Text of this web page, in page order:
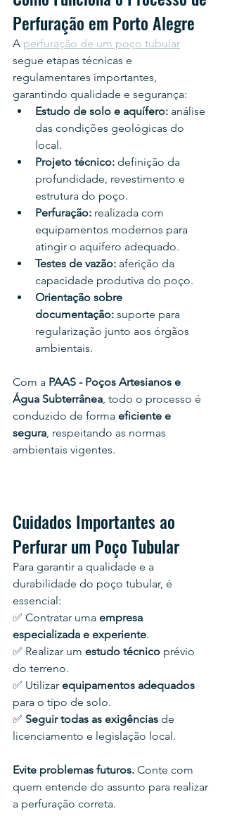
Perfuração em Porto Alegre
A perfuração de um poço tubular
segue etapas técnicas e
regulamentares importantes,
garantindo qualidade e segurança:
Estudo de solo e aquífero: análise
das condições geológicas do
local.
Projeto técnico: definição da
profundidade, revestimento e
estrutura do poço.
Perfuração: realizada com
equipamentos modernos para
atingir o aquífero adequado.
Testes de vazão: aferição da
capacidade produtiva do poço.
Orientação sobre
documentação: suporte para
regularização junto aos órgãos
ambientais.
Com a PAAS - Poços Artesianos e
Água Subterrânea, todo o processo é
conduzido de forma eficiente e
segura, respeitando as normas
ambientais vigentes.
Cuidados Importantes ao
Perfurar um Poço Tubular
Para garantir a qualidade e a
durabilidade do poço tubular, é
essencial:
✅ Contratar uma empresa
especializada e experiente.
✅ Realizar um estudo técnico prévio
do terreno.
✅ Utilizar equipamentos adequados
para o tipo de solo.
✅ Seguir todas as exigências de
licenciamento e legislação local.
Evite problemas futuros. Conte com
quem entende do assunto para realizar
a perfuração correta.